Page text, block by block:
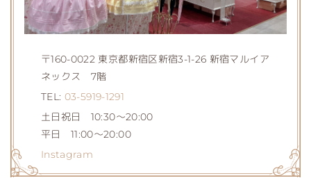
〒160-0022 東京都新宿区新宿3-1-26 新宿マルイア
ネックス 7階
TEL: 03-5919-1291
土日祝日 10:30～20:00
平日 11:00～20:00
Instagram